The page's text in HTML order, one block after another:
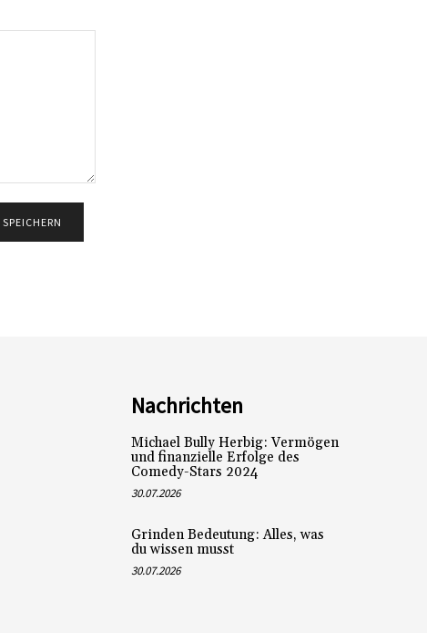
Nachrichten
Michael Bully Herbig: Vermögen
und finanzielle Erfolge des
Comedy-Stars 2024
30.07.2026
Grinden Bedeutung: Alles, was
du wissen musst
30.07.2026